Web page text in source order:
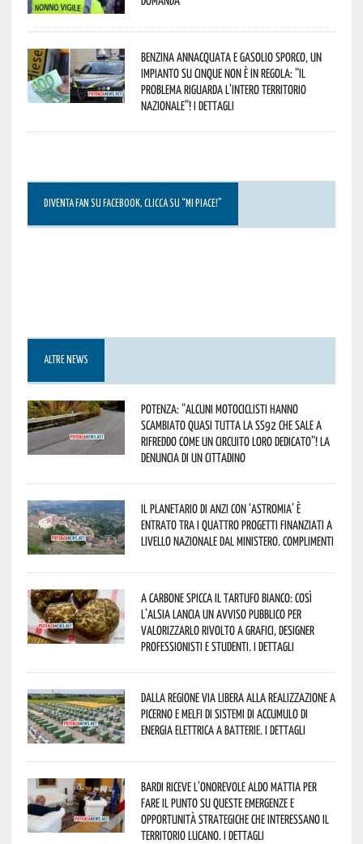
Benzina annacquata e gasolio sporco, un
impianto su cinque non è in regola: “il
problema riguarda l’intero territorio
Nazionale”! I dettagli
DIVENTA FAN SU FACEBOOK, CLICCA SU “MI PIACE!”
ALTRE NEWS
Potenza: “alcuni motociclisti hanno
scambiato quasi tutta la SS92 che sale a
Rifreddo come un circuito loro dedicato”! La
denuncia di un cittadino
Il Planetario di Anzi con ‘Astromia’ è
entrato tra i quattro progetti finanziati a
livello nazionale dal Ministero. Complimenti
A Carbone spicca il tartufo bianco: così
l’Alsia lancia un avviso pubblico per
valorizzarlo rivolto a grafici, designer
professionisti e studenti. I dettagli
Dalla Regione via libera alla realizzazione a
Picerno e Melfi di sistemi di accumulo di
energia elettrica a batterie. I dettagli
Bardi riceve l’onorevole Aldo Mattia per
fare il punto su queste emergenze e
opportunità strategiche che interessano il
territorio lucano. I dettagli